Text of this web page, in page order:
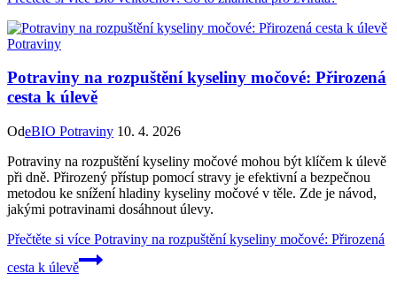
Potraviny
Potraviny na rozpuštění kyseliny močové: Přirozená
cesta k úlevě
OdeBIO Potraviny 10. 4. 2026
Potraviny na rozpuštění kyseliny močové mohou být klíčem k úlevě
při dně. Přirozený přístup pomocí stravy je efektivní a bezpečnou
metodou ke snížení hladiny kyseliny močové v těle. Zde je návod,
jakými potravinami dosáhnout úlevy.
Přečtěte si více Potraviny na rozpuštění kyseliny močové: Přirozená
cesta k úlevě